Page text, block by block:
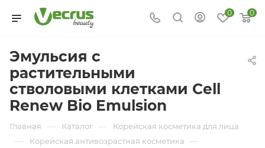
0 0
Эмульсия с
растительными
стволовыми клетками Cell
Renew Bio Emulsion
Главная — Каталог — Корейская косметика для лица
— Корейская антивозрастная косметика —